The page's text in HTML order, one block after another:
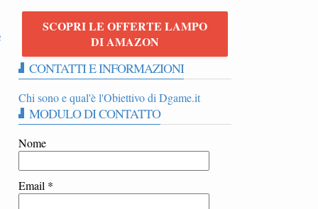
SCOPRI LE OFFERTE LAMPO
DI AMAZON
CONTATTI E INFORMAZIONI
Chi sono e qual'è l'Obiettivo di Dgame.it
MODULO DI CONTATTO
Nome
Email *